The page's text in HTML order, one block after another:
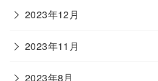
2023年12月
2023年11月
2023年8月